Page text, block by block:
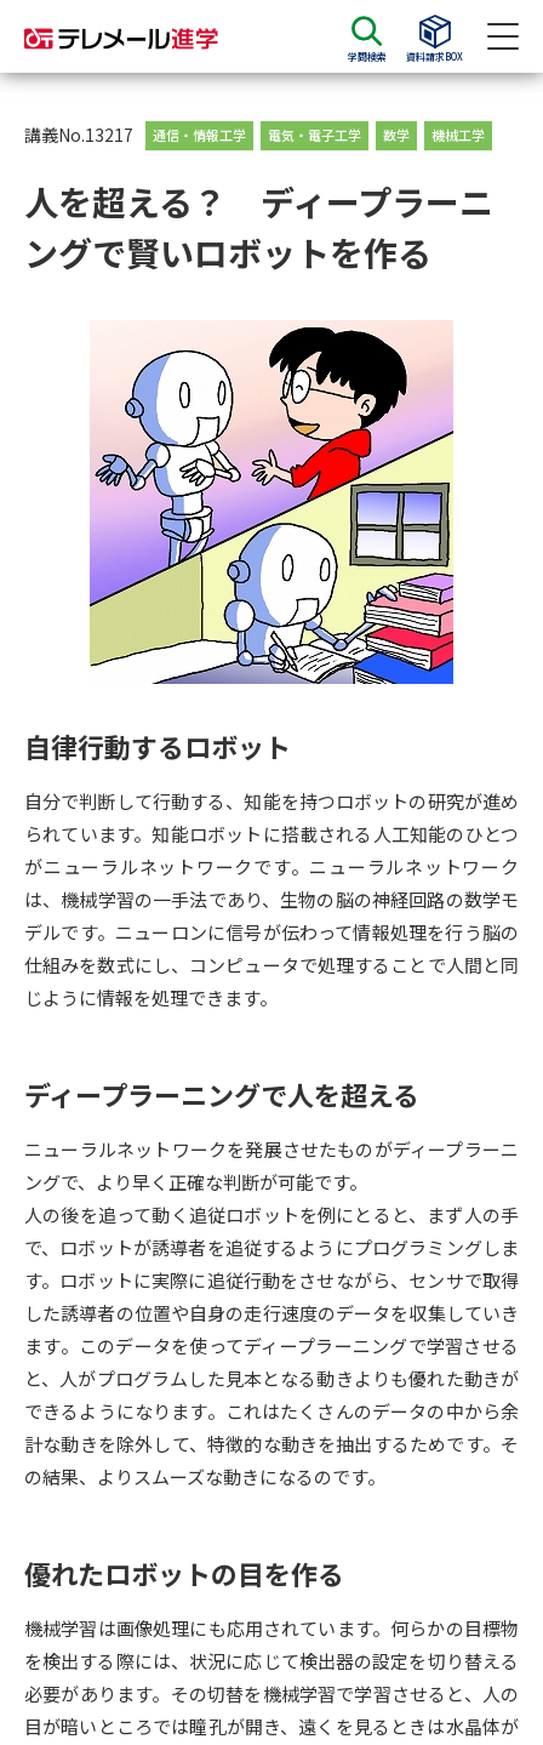
学問検索 資料請求BOX
資料請求 資料検索
大学・短大の資料種類から請求
大学入学共通テスト利用選抜の
募集要項＆願書
大学・短大以外の資料から請求
大学院の資料請求
留学・進学関連、塾・予備校
大学入学共通テスト「受験案
内」の請求
大学入学共通テスト「受験上の
高等学校卒業程度認定試験
幼稚園教員資格認定試験
高等学校（情報）教員資格認定
試験
大学研究 大学検索
大学で学べる内容や特徴を調べる
集
データサイエンス特集 奨学金・特待生制度特集
デジタルパンフレット 進路の３択
新学年スタート号特集ページ
（高3生用）
新学年スタート号特集ページ
（高2生用）
SELFBRAND特集ページ
オープンキャンパスなどを調べる
オープンキャンパス検索 実施プログラムから探す
受験準備 資料検索
志望校・出願校を調べる
講義No.13217 通信・情報工学 電気・電子工学 数学 機械工学
人を超える？ ディープラーニ
ングで賢いロボットを作る
自律行動するロボット
自分で判断して行動する、知能を持つロボットの研究が進め
られています。知能ロボットに搭載される人工知能のひとつ
がニューラルネットワークです。ニューラルネットワーク
は、機械学習の一手法であり、生物の脳の神経回路の数学モ
デルです。ニューロンに信号が伝わって情報処理を行う脳の
仕組みを数式にし、コンピュータで処理することで人間と同
じように情報を処理できます。
ディープラーニングで人を超える
ニューラルネットワークを発展させたものがディープラーニ
ングで、より早く正確な判断が可能です。
人の後を追って動く追従ロボットを例にとると、まず人の手
で、ロボットが誘導者を追従するようにプログラミングしま
す。ロボットに実際に追従行動をさせながら、センサで取得
した誘導者の位置や自身の走行速度のデータを収集していき
ます。このデータを使ってディープラーニングで学習させる
と、人がプログラムした見本となる動きよりも優れた動きが
できるようになります。これはたくさんのデータの中から余
計な動きを除外して、特徴的な動きを抽出するためです。そ
の結果、よりスムーズな動きになるのです。
優れたロボットの目を作る
機械学習は画像処理にも応用されています。何らかの目標物
を検出する際には、状況に応じて検出器の設定を切り替える
必要があります。その切替を機械学習で学習させると、人の
目が暗いところでは瞳孔が開き、遠くを見るときは水晶体が